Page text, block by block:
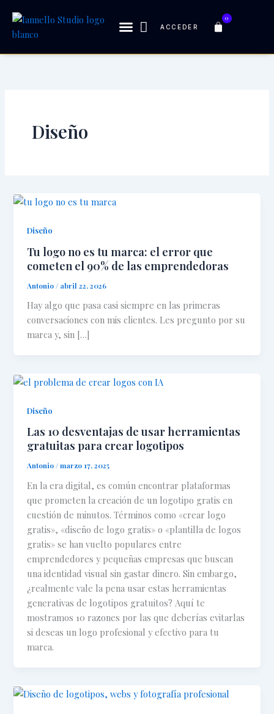
contenido
ACCEDER
0
Carrito
Diseño
Diseño
Tu logo no es tu marca: el error que
cometen el 90% de las emprendedoras
Antonio / abril 22, 2026
Hay algo que pasa casi siempre en las primeras
conversaciones con mis clientes. Les pregunto por su
marca y, sin […]
Diseño
Las 10 desventajas de usar herramientas
gratuitas para crear logotipos
Antonio /marzo 17, 2025
En la era digital, es común encontrar plataformas
que prometen la creación de un logotipo gratis en
cuestión de minutos. Términos como «crear logo
gratis», «diseño de logo gratis» o «plantilla de logos
gratis» se han vuelto populares entre
emprendedores y pequeñas empresas que buscan
una identidad visual sin gastar dinero. Sin embargo,
¿realmente vale la pena usar estas herramientas
generativas de logotipos gratuitos? Aquí te
mostramos 10 razones por las que deberías evitarlas
si deseas un logo profesional y efectivo para tu
marca.